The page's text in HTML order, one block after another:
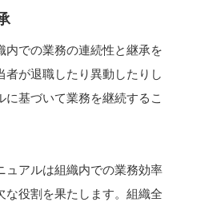
内での業務の連続性と継承を
者が退職したり異動したりし
に基づいて業務を継続するこ
ュアルは組織内での業務効率
な役割を果たします。組織全